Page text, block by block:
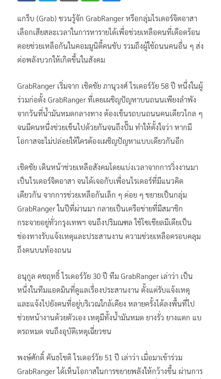
แกร็บ (Grab) ชวนรู้จัก GrabRanger หรือกลุ่มไรเดอร์จิตอาสา
เลือกเสียสละเวลาในการหารายได้เพื่อช่วยเหลือคนที่เดือดร้อน
คอยช่วยเหลือกันในคอมมูนิตี้คนขับ รวมถึงผู้ใช้ถนนคนอื่น ๆ ส่ง
ต่อพลังบวกให้เกิดขึ้นในสังคม
GrabRanger เริ่มจาก เชิดชัย ภานุวงศ์ ไรเดอร์วัย 58 ปี หนึ่งในผู้
ร่วมก่อตั้ง GrabRanger ที่เคยเผชิญปัญหาบนถนนเพียงลำพัง
จากวันที่น้ำมันหมดกลางทาง ต้องเข็นรถบนถนนคนเดียวไกล ๆ
จนมีคนหนึ่งช่วยเข็นไปด้วยกันจนถึงปั๊ม ทำให้ตั้งใจว่า หากมี
โอกาสจะไม่ปล่อยให้ใครต้องเผชิญปัญหาแบบเดียวกันอีก
เชิดชัย เดินหน้าช่วยเหลือสังคมโดยแบ่งเวลาจากการวิ่งงานมา
เป็นไรเดอร์จิตอาสา จนได้เจอกับเพื่อนไรเดอร์ที่มีแนวคิด
เดียวกัน จากการช่วยเหลือกันเล็ก ๆ ค่อย ๆ ขยายเป็นกลุ่ม
GrabRanger ในปีที่ผ่านมา กลายเป็นเครือข่ายที่มีสมาชิก
กระจายอยู่ทั่วกรุงเทพฯ จนถึงปริมณฑล ใช้โซเชียลมีเดียเป็น
ช่องทางรับแจ้งเหตุและประสานงาน ความช่วยเหลือครอบคลุม
ถึงคนบนท้องถนน
อนุกูล คชฤทธิ์ ไรเดอร์วัย 30 ปี ทีม GrabRanger เล่าว่า เป็น
หนึ่งในทีมแอดมินที่ดูแลเรื่องประสานงาน ตั้งแต่รับแจ้งเหตุ
และแจ้งไปยังคนที่อยู่บริเวณใกล้เคียง หลายครั้งได้ลงพื้นที่ไป
ช่วยหน้างานด้วยตัวเอง เหตุมีทั้งน้ำมันหมด ยางรั่ว ยางแตก แบ
ตรถหมด จนถึงอุบัติเหตุเฉี่ยวชน
พงษ์ศักดิ์ คันธโชติ ไรเดอร์วัย 51 ปี เล่าว่า เมื่อมาเข้าร่วม
GrabRanger ได้เห็นโอกาสในการขยายพลังให้กว้างขึ้น ผ่านการ